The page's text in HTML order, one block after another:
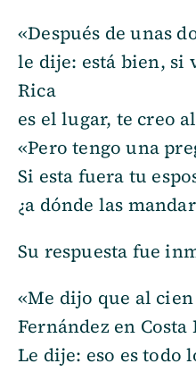
«Después de unas
le dije: está bien, si
Rica
es el lugar, te creo
«Pero tengo una
Si esta fuera tu
¿a dónde las
Su respuesta fue
«Me dijo que al
Fernández en Costa
Le dije: eso es todo